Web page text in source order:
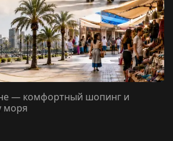
— комфортный шопинг и
моря